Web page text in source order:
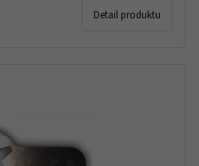
Detail produktu